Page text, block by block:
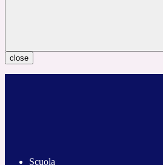
close
Scuola